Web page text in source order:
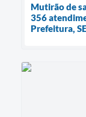
Mutirão de
356
Prefeitura,